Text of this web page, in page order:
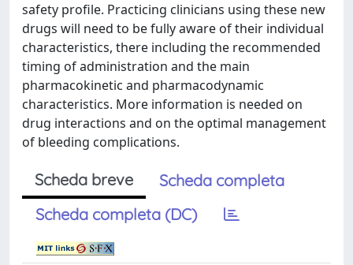
safety profile. Practicing clinicians using these new
drugs will need to be fully aware of their individual
characteristics, there including the recommended
timing of administration and the main
pharmacokinetic and pharmacodynamic
characteristics. More information is needed on
drug interactions and on the optimal management
of bleeding complications.
Scheda breve
Scheda completa
Scheda completa (DC)